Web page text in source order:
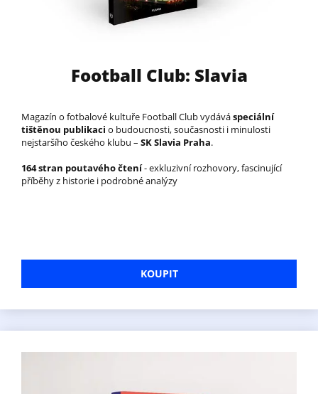
Football Club: Slavia
Magazín o fotbalové kultuře Football Club vydáváspeciální
tištěnou publikaci o budoucnosti, současnosti i minulosti
nejstaršího českého klubu – SK Slavia Praha.
164 stran poutavého čtení- exkluzivní rozhovory, fascinující
příběhy z historie i podrobné analýzy
KOUPIT